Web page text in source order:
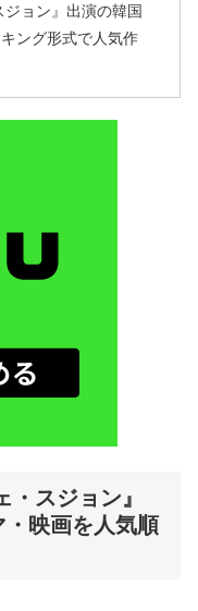
ジョン』出演の韓国
ング形式で人気作
スジョン』
映画を人気順